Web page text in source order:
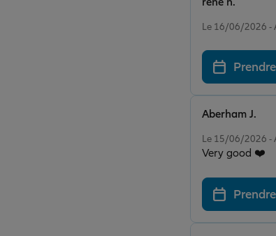
Le 16/06/2026 -
Le 15/06/2026 -
Very good ❤️
Aberham J.